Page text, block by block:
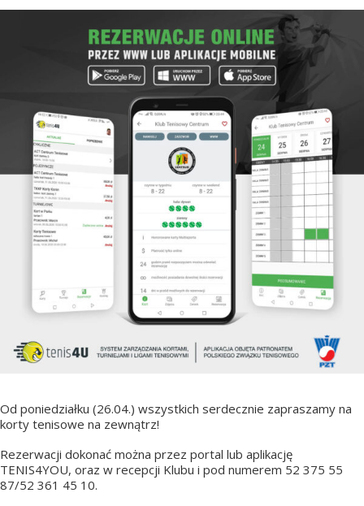
Od poniedziałku (26.04.) wszystkich serdecznie zapraszamy na
korty tenisowe na zewnątrz!
Rezerwacji dokonać można przez portal lub aplikację
TENIS4YOU, oraz w recepcji Klubu i pod numerem 52 375 55
87/52 361 45 10.